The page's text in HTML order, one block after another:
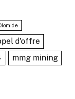
d'offre
mmg mining